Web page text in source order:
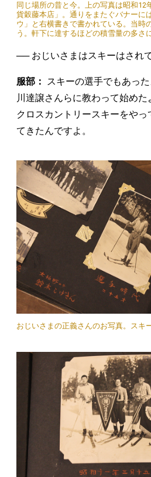
同じ場所の昔と今。上の写真は昭和12
貨穀藤本店」。通りをまたぐバナーに
ウ」と右横書きで書かれている。当時
う。軒下に達するほどの積雪量の多さ
── おじいさまはスキーはされ
服部： スキーの選手でもあっ
川達譲さんらに教わって始め
クロスカントリースキーをや
てきたんですよ。
おじいさまの正義さんのお写真。スキ